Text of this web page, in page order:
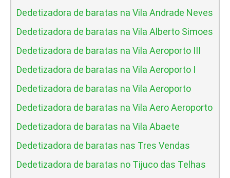
Dedetizadora de baratas na Vila Andrade Neves
Dedetizadora de baratas na Vila Alberto Simoes
Dedetizadora de baratas na Vila Aeroporto III
Dedetizadora de baratas na Vila Aeroporto I
Dedetizadora de baratas na Vila Aeroporto
Dedetizadora de baratas na Vila Aero Aeroporto
Dedetizadora de baratas na Vila Abaete
Dedetizadora de baratas nas Tres Vendas
Dedetizadora de baratas no Tijuco das Telhas